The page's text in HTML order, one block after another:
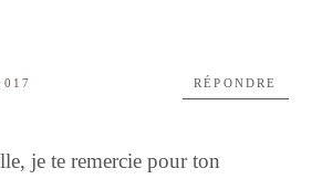
je te remercie pour ton
RÉPONDRE